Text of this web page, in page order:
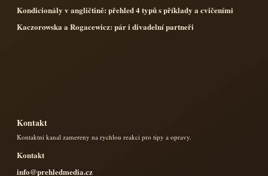
Kondicionály v angličtině: přehled 4 typů s příklady a cvičeními
Kaczorowska a Rogacewicz: pár i divadelní partneři
Kontakt
Kontaktni kanal zamereny na rychlou reakci pro tipy a opravy.
Kontakt
info@prehledmedia.cz